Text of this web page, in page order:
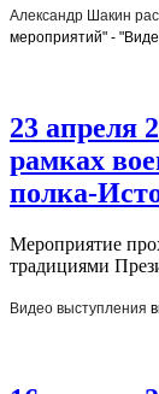
Александр Шакин
мероприятий" -
23 апреля
рамках
полка-
Мероприятие
традициями
Видео выступления